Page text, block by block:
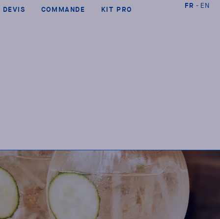
DEVIS COMMANDE KIT PRO FR EN